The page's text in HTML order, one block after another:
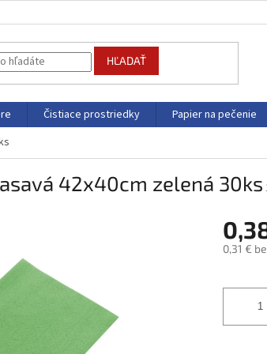
HĽADAŤ
Čistiace prostriedky Papier na pečenie
42x40cm zelená 30ks
0,31 €
cena: